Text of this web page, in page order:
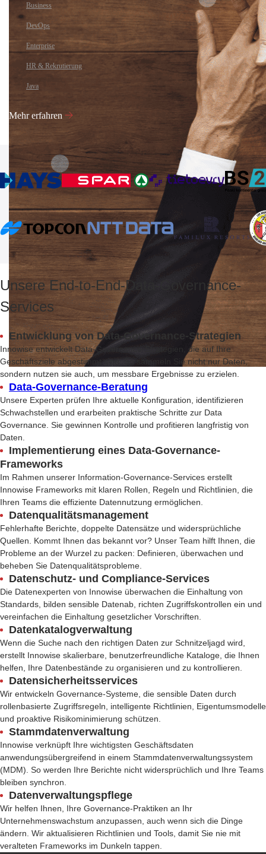
Business
DevOps
Enterprise
HR & Rekrutierung
Java
Mehr erfahren
Unsere End-to-End-Data-Governance-
Services
Entwicklung von Data-Governance-Strategien
Innowise entwickelt Data-Governance-Strategien, die auf Ihre
Geschäftsziele abgestimmt sind. So sammeln Sie nicht nur Daten,
sondern nutzen sie auch, um messbare Ergebnisse zu erzielen.
Data-Governance-Beratung
Unsere Experten prüfen Ihre aktuelle Konfiguration, identifizieren
Schwachstellen und erarbeiten praktische Schritte zur Data
Governance. Sie gewinnen Kontrolle und profitieren langfristig von
Daten.
Implementierung eines Data-Governance-
Frameworks
Im Rahmen unserer Information-Governance-Services erstellt
Innowise Frameworks mit klaren Rollen, Regeln und Richtlinien, die
Ihren Teams die effiziente Datennutzung ermöglichen.
Datenqualitätsmanagement
Fehlerhafte Berichte, doppelte Datensätze und widersprüchliche
Quellen. Kommt Ihnen das bekannt vor? Unser Team hilft Ihnen, die
Probleme an der Wurzel zu packen: Definieren, überwachen und
beheben Sie Datenqualitätsprobleme.
Datenschutz- und Compliance-Services
Die Datenexperten von Innowise überwachen die Einhaltung von
Standards, bilden sensible Datenab, richten Zugriffskontrollen ein und
vereinfachen die Einhaltung gesetzlicher Vorschriften.
Datenkatalogverwaltung
Wenn die Suche nach den richtigen Daten zur Schnitzeljagd wird,
erstellt Innowise skalierbare, benutzerfreundliche Kataloge, die Ihnen
helfen, Ihre Datenbestände zu organisieren und zu kontrollieren.
Datensicherheitsservices
Wir entwickeln Governance-Systeme, die sensible Daten durch
rollenbasierte Zugriffsregeln, intelligente Richtlinien, Eigentumsmodelle
und proaktive Risikominimierung schützen.
Stammdatenverwaltung
Innowise verknüpft Ihre wichtigsten Geschäftsdaten
anwendungsübergreifend in einem Stammdatenverwaltungssystem
(MDM). So werden Ihre Berichte nicht widersprüchlich und Ihre Teams
bleiben synchron.
Datenverwaltungspflege
Wir helfen Ihnen, Ihre Governance-Praktiken an Ihr
Unternehmenswachstum anzupassen, auch wenn sich die Dinge
ändern. Wir aktualisieren Richtlinien und Tools, damit Sie nie mit
veralteten Frameworks im Dunkeln tappen.